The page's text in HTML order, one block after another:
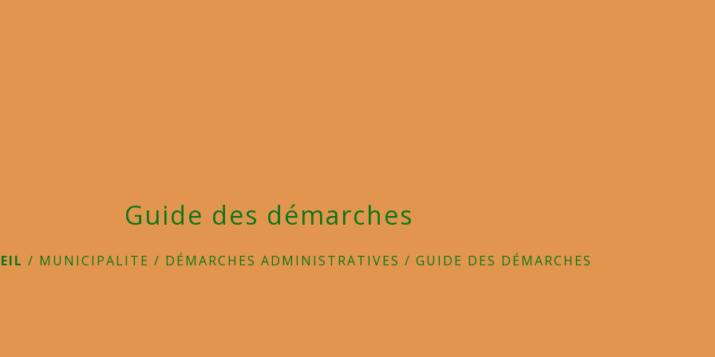
Guide des démarches
/ MUNICIPALITE / DÉMARCHES ADMINISTRATIVES / GUIDE DES DÉMARCHES